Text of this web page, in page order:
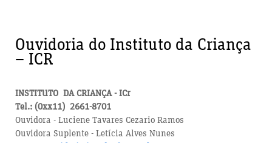
Ouvidoria do Instituto da Criança
– ICR
INSTITUTO DA CRIANÇA - ICr
Tel.: (0xx11) 2661-8701
Ouvidora - Luciene Tavares Cezario Ramos
Ouvidora Suplente - Letícia Alves Nunes